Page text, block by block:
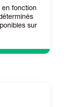
en fonction
sur